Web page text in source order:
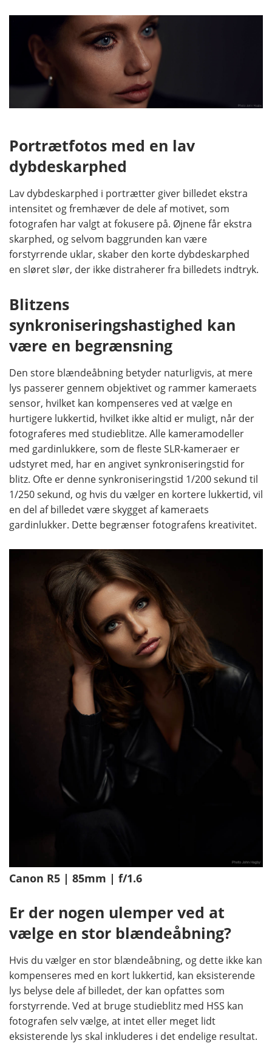
Portrætfotos med en lav
dybdeskarphed
Lav dybdeskarphed i portrætter giver billedet ekstra
intensitet og fremhæver de dele af motivet, som
fotografen har valgt at fokusere på. Øjnene får ekstra
skarphed, og selvom baggrunden kan være
forstyrrende uklar, skaber den korte dybdeskarphed
en sløret slør, der ikke distraherer fra billedets indtryk.
Blitzens
synkroniseringshastighed kan
være en begrænsning
Den store blændeåbning betyder naturligvis, at mere
lys passerer gennem objektivet og rammer kameraets
sensor, hvilket kan kompenseres ved at vælge en
hurtigere lukkertid, hvilket ikke altid er muligt, når der
fotograferes med studieblitze. Alle kameramodeller
med gardinlukkere, som de fleste SLR-kameraer er
udstyret med, har en angivet synkroniseringstid for
blitz. Ofte er denne synkroniseringstid 1/200 sekund til
1/250 sekund, og hvis du vælger en kortere lukkertid, vil
en del af billedet være skygget af kameraets
gardinlukker. Dette begrænser fotografens kreativitet.
Canon R5 | 85mm | f/1.6
Er der nogen ulemper ved at
vælge en stor blændeåbning?
Hvis du vælger en stor blændeåbning, og dette ikke kan
kompenseres med en kort lukkertid, kan eksisterende
lys belyse dele af billedet, der kan opfattes som
forstyrrende. Ved at bruge studieblitz med HSS kan
fotografen selv vælge, at intet eller meget lidt
eksisterende lys skal inkluderes i det endelige resultat.